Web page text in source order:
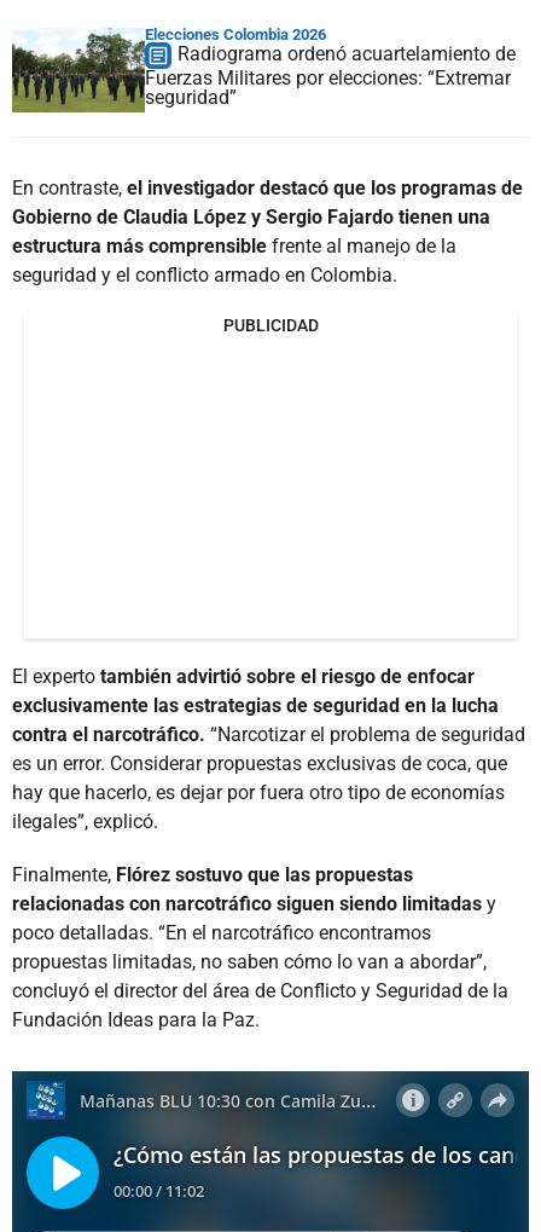
Elecciones Colombia 2026
Radiograma ordenó acuartelamiento de
Fuerzas Militares por elecciones: “Extremar
seguridad”
En contraste, el investigador destacó que los programas de
Gobierno de Claudia López y Sergio Fajardo tienen una
estructura más comprensible frente al manejo de la
seguridad y el conflicto armado en Colombia.
PUBLICIDAD
El experto también advirtió sobre el riesgo de enfocar
exclusivamente las estrategias de seguridad en la lucha
contra el narcotráfico. “Narcotizar el problema de seguridad
es un error. Considerar propuestas exclusivas de coca, que
hay que hacerlo, es dejar por fuera otro tipo de economías
ilegales”, explicó.
Finalmente, Flórez sostuvo que las propuestas
relacionadas con narcotráfico siguen siendo limitadas y
poco detalladas. “En el narcotráfico encontramos
propuestas limitadas, no saben cómo lo van a abordar”,
concluyó el director del área de Conflicto y Seguridad de la
Fundación Ideas para la Paz.